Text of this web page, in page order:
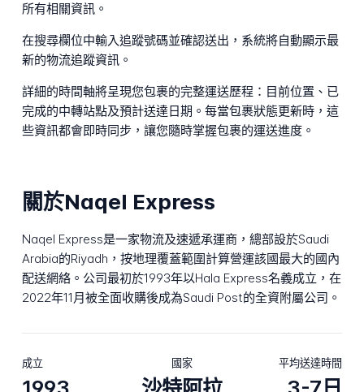
所有相關資訊。
在搜尋欄位中輸入追蹤號碼並確認送出，系統將自動顯示最
新的物流追蹤資訊。
詳細的時間軸將呈現您包裹的完整運送歷程：目前位置、已
完成的中轉站點及預計送達日期。每當包裹狀態更新時，這
些資訊都會即時同步，讓您隨時掌握包裹的運送進度。
關於Naqel Express
Naqel Express是一家物流及速遞承運商，總部設於Saudi
Arabia的Riyadh，按地理覆蓋範圍計算營運該國最大的國內
配送網絡。公司最初於1993年以Hala Express名義成立，在
2022年11月被全面收購後成為Saudi Post的全資附屬公司。
成立 國家 平均送達時間